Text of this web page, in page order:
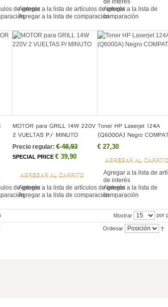
de interés
Agregar a la lista de artículos de interés
Agregar a la lista de comparación
de interés
Agregar a la lista de
comparación
de interés
Precio regular: € 48,93
SPECIAL PRICE € 39,90
AGREGAR AL CARRITO
Agregar a la lista de artículos de interés
Agregar a la lista de comparación
€ 27,30
AGREGAR AL CARRITO
Agregar a la lista de
de interés
Agregar a la lista de
comparación
Mostrar por
Ordenar